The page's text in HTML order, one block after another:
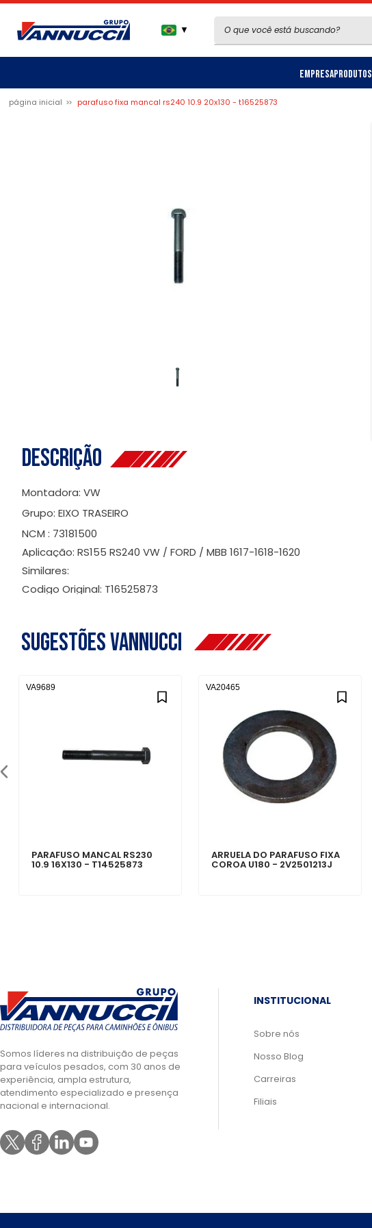
▼
EmpresaProdutos
página inicial parafuso fixa mancal rs240 10.9 20x130 - t16525873
Descrição
Montadora: VW
Grupo: EIXO TRASEIRO
NCM : 73181500
Aplicação: RS155 RS240 VW / FORD / MBB 1617-1618-1620
Similares:
Codigo Original: T16525873
Sugestões Vannucci
PARAFUSO MANCAL RS230
10.9 16X130 - T14525873
VA9689
ARRUELA DO PARAFUSO FIXA
COROA U180 - 2V2501213J
VA20465
Somos líderes na distribuição de peças
para veículos pesados, com 30 anos de
experiência, ampla estrutura,
atendimento especializado e presença
nacional e internacional.
INSTITUCIONAL
Sobre nós
Nosso Blog
Carreiras
Filiais